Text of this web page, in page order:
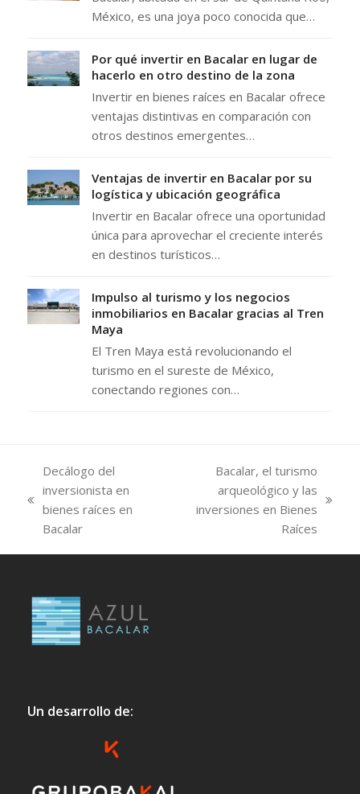
México, es una joya poco conocida que…
Por qué invertir en Bacalar en lugar de
hacerlo en otro destino de la zona
Invertir en bienes raíces en Bacalar ofrece
ventajas distintivas en comparación con
otros destinos emergentes…
Ventajas de invertir en Bacalar por su
logística y ubicación geográfica
Invertir en Bacalar ofrece una oportunidad
única para aprovechar el creciente interés
en destinos turísticos…
Impulso al turismo y los negocios
inmobiliarios en Bacalar gracias al Tren
Maya
El Tren Maya está revolucionando el
turismo en el sureste de México,
conectando regiones con…
previous
post:
Decálogo del
inversionista en
bienes raíces en
Bacalar
next
Bacalar, el turismo
arqueológico y las
inversiones en Bienes
Raíces
Un desarrollo de: